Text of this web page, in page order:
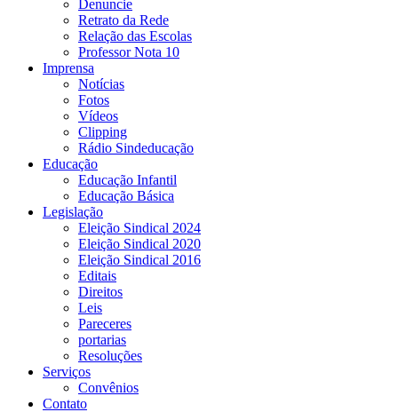
Denuncie
Retrato da Rede
Relação das Escolas
Professor Nota 10
Imprensa
Notícias
Fotos
Vídeos
Clipping
Rádio Sindeducação
Educação
Educação Infantil
Educação Básica
Legislação
Eleição Sindical 2024
Eleição Sindical 2020
Eleição Sindical 2016
Editais
Direitos
Leis
Pareceres
portarias
Resoluções
Serviços
Convênios
Contato